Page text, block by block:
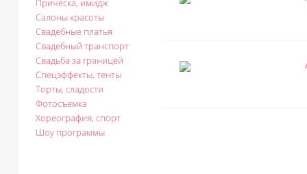
Прическа, имидж
Салоны красоты
Свадебные платья
Свадебный транспорт
Свадьба за границей
Спецэффекты, тенты
Торты, сладости
Фотосъемка
Хореография, спорт
Шоу программы